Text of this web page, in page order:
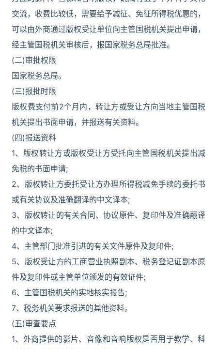
交流，收费比较低，需要给予减征、免征所得税优惠的，
可以由外商通过版权受让单位向主管国税机关提出申请，
经主管国税机关审核后，报国家税务总局批准。
(二)审批权限
国家税务总局。
(三)报批时限
版权费支付前2个月内，转让方或受让方向当地主管国税
机关提出书面申请，并报送有关资料。
(四)报送资料
1、版权转让方或版权受让方受托向主管国税机关提出减
免税的书面申请;
2、版权转让方委托受让方办理所得税减免手续的委托书
或有关协议及准确翻译的中文译本;
3、版权转让的有关合同、协议原件、复印件及准确翻译
的中文译本;
4、主管部门批准引进的有关文件原件及复印件;
5、版权受让方的工商营业执照副本、税务登记证副本原
件及复印件或主管单位颁发的有效证件;
6、主管国税机关的实地核实报告;
7、税务机关要求报送的其他资料。
(五)审查要点
1、外商提供的影片、音像和音响版权是否用于教学、科